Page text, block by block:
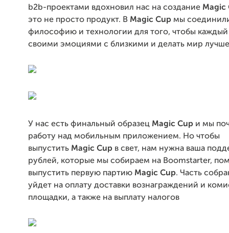
b2b-проектами вдохновил нас на создание Magic
это не просто продукт. В Magic Cup мы
философию и технологии для того, чтобы каждый
своими эмоциями с близкими и делать мир
У нас есть финальный образец Magic Cup и мы
работу над мобильным приложением. Но чтобы
выпустить Magic Cup в свет, нам нужна ваша
рублей, которые мы собираем на Boomstarter,
выпустить первую партию Magic Cup. Часть
уйдет на оплату доставки вознаграждений и
площадки, а также на выплату налогов